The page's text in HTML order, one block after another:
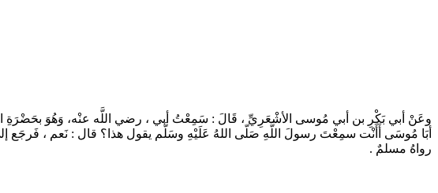
وعَنْ أبي بَكْرِ بن أبي مُوسى الأشْعَرِيِّ ، قَالَ : سَمِعْتُ أبي ، رضي اللَّه عنْه، وَهُوَ بحَضْرَةِ
أبَا مُوسَى أَأَنْت سمِعْتَ رسولَ اللَّهِ صَلّى اللهُ عَلَيْهِ وسَلَّم يقول هذا؟ قال : نَعم ،
رواهُ مسلمٌ .